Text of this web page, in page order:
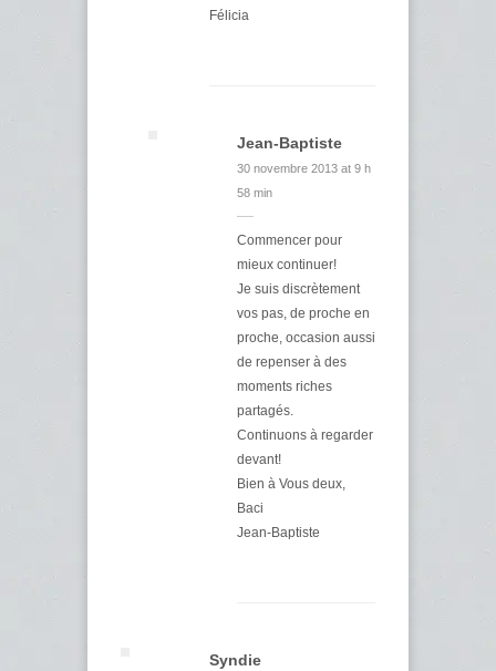
Félicia
Jean-Baptiste
30 novembre 2013 at 9 h
58 min
Commencer pour
mieux continuer!
Je suis discrètement
vos pas, de proche en
proche, occasion aussi
de repenser à des
moments riches
partagés.
Continuons à regarder
devant!
Bien à Vous deux,
Baci
Jean-Baptiste
Syndie